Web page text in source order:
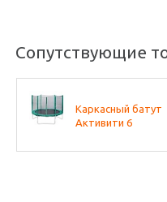
Сопутствующие
Каркасный батут
Активити 6